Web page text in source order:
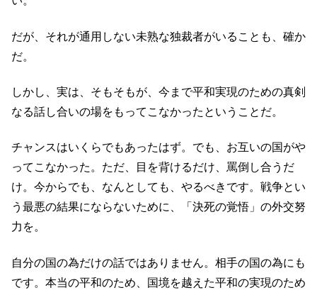
だが、それが通用しない未熟な独裁者がいることも、確か
だ。
しかし、実は、そもそもが、今まで平和実現のための真剣
なる話し合いの場をもってこなかったということだ。
チャンスはいくらでもあったはず。でも、お互いの国がや
ってこなかった。ただ、目を背けるだけ、罵倒し合うだ
け。今からでも、なんとしても、やるべきです。戦争とい
う最悪の結果にならないために、「決死の覚悟」の外交努
力を。
自分の国の為だけの話ではありません。相手の国の為にも
です。本当の平和のため、国境を越えた平和の実現のため